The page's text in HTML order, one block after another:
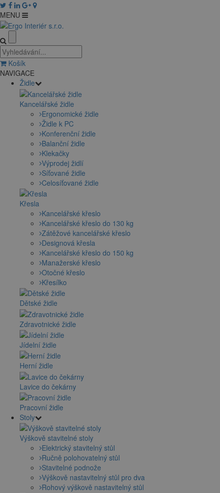
MENU
Košík
NAVIGACE
Židle
Kancelářské židle
Ergonomické židle
Židle k PC
Konferenční židle
Balanční židle
Klekačky
Výprodej židlí
Síťované židle
Celosíťované židle
Křesla
Kancelářské křeslo
Kancelářské křeslo do 130 kg
Zátěžové kancelářské křeslo
Designová křesla
Kancelářské křeslo do 150 kg
Manažerské křeslo
Otočné křeslo
Křesílko
Dětské židle
Zdravotnické židle
Jídelní židle
Herní židle
Lavice do čekárny
Pracovní židle
Stoly
Výškově stavitelné stoly
Elektrický stavitelný stůl
Ručně polohovatelný stůl
Stavitelné podnože
Výškově nastavitelný stůl pro dva
Rohový výškově nastavitelný stůl